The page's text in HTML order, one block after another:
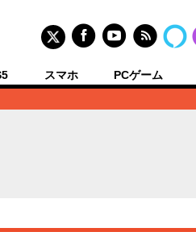
スマホ PCゲーム